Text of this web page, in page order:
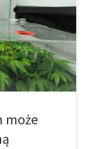
cieszą się
każdej
niekoniecznie
może